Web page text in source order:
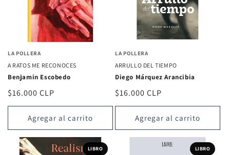
LA POLLERA
A RATOS ME RECONOCES
Benjamin Escobedo
Precio
habitual
$16.000 CLP
Agregar al carrito
LA POLLERA
ARRULLO DEL TIEMPO
Diego Márquez Arancibia
Precio
habitual
$16.000 CLP
Agregar al carrito
LIBRO LIBRO